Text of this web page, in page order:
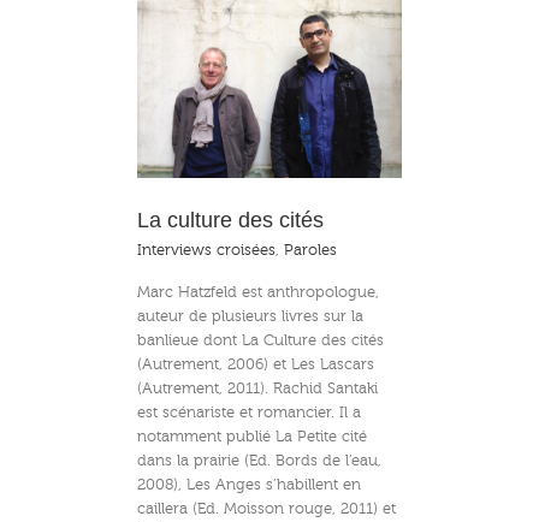
La culture des cités
Interviews croisées, Paroles
Marc Hatzfeld est anthropologue,
auteur de plusieurs livres sur la
banlieue dont La Culture des cités
(Autrement, 2006) et Les Lascars
(Autrement, 2011). Rachid Santaki
est scénariste et romancier. Il a
notamment publié La Petite cité
dans la prairie (Ed. Bords de l’eau,
2008), Les Anges s’habillent en
caillera (Ed. Moisson rouge, 2011) et